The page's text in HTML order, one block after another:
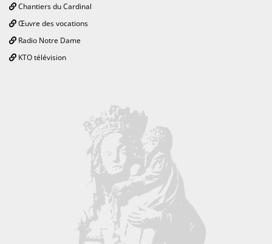
Chantiers du Cardinal
Œuvre des vocations
Radio Notre Dame
KTO télévision